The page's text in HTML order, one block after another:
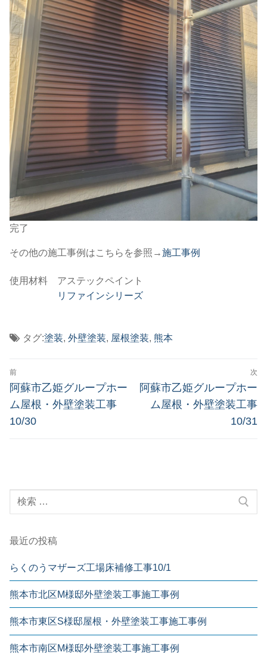
完了
その他の施工事例はこちらを参照→施工事例
使用材料 アステックペイント
リファインシリーズ
タグ:塗装, 外壁塗装, 屋根塗装, 熊本
投
稿
ナ
ビ
シ
ョ
前
前
の
投
阿蘇市乙姫グループホー
ム屋根・外壁塗装工事
10/30
次
次
阿蘇市乙姫グループホー
ム屋根・外壁塗装工事
10/31
最近の投稿
らくのうマザーズ工場床補修工事10/1
熊本市北区M様邸外壁塗装工事施工事例
熊本市東区S様邸屋根・外壁塗装工事施工事例
熊本市南区M様邸外壁塗装工事施工事例